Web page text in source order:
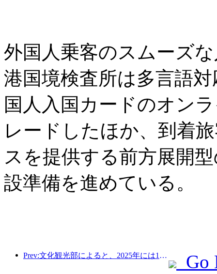
外国人乗客のスムーズ
港国境検査所は多言語
国人入国カードのオン
レードしたほか、到着
スを提供する前方展開
設準備を進めている。
Prev:文化観光部によると、2025年には16,994か所のA級景勝地が75億1000万人の観光客を迎え、5544億9000万元の観光収入を生み出した。 Go